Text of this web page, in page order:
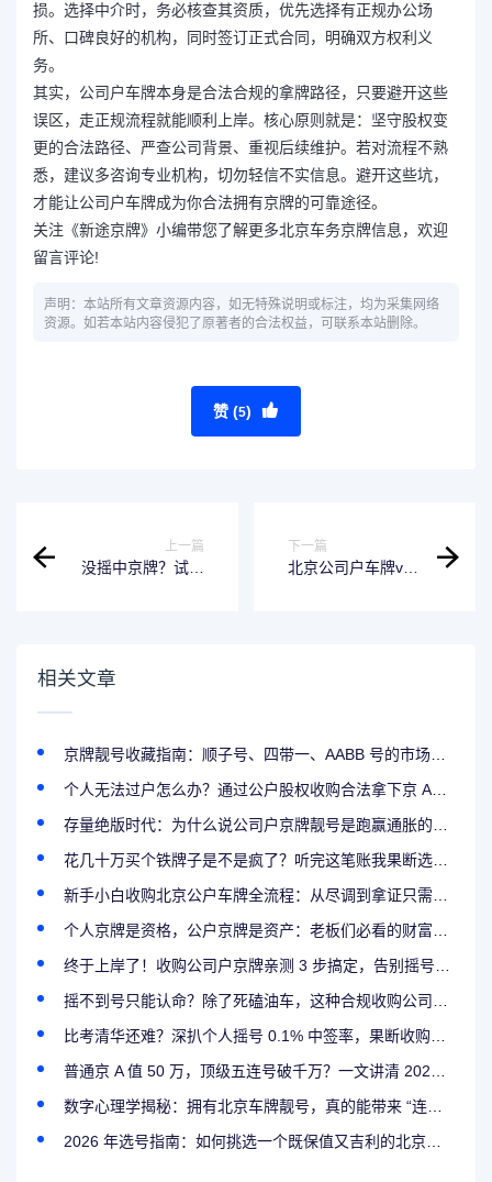
损。选择中介时，务必核查其资质，优先选择有正规办公场
所、口碑良好的机构，同时签订正式合同，明确双方权利义
务。​
其实，公司户车牌本身是合法合规的拿牌路径，只要避开这些
误区，走正规流程就能顺利上岸。核心原则就是：坚守股权变
更的合法路径、严查公司背景、重视后续维护。若对流程不熟
悉，建议多咨询专业机构，切勿轻信不实信息。避开这些坑，
才能让公司户车牌成为你合法拥有京牌的可靠途径。
关注《新途京牌》小编带您了解更多北京车务京牌信息，欢迎
留言评论!
声明：本站所有文章资源内容，如无特殊说明或标注，均为采集网络
资源。如若本站内容侵犯了原著者的合法权益，可联系本站删除。
赞 (5)
上一篇
没摇中京牌？试试
下一篇
北京公司户车牌vs
相关文章
京牌靓号收藏指南：顺子号、四带一、AABB 号的市场行情与寓意
个人无法过户怎么办？通过公户股权收购合法拿下京 A8 靓号全攻略
存量绝版时代：为什么说公司户京牌靓号是跑赢通胀的稀缺资源
花几十万买个铁牌子是不是疯了？听完这笔账我果断选择了公户收购
新手小白收购北京公户车牌全流程：从尽调到拿证只需这几步
个人京牌是资格，公户京牌是资产：老板们必看的财富传承逻辑
终于上岸了！收购公司户京牌亲测 3 步搞定，告别摇号焦虑直接提车
摇不到号只能认命？除了死磕油车，这种合规收购公司户京牌的捷径你必须知道
比考清华还难？深扒个人摇号 0.1% 中签率，果断收购公司户京牌真香定律
普通京 A 值 50 万，顶级五连号破千万？一文讲清 2026 年北京车牌的价值金字塔
数字心理学揭秘：拥有北京车牌靓号，真的能带来 “连连好运” 的心理暗示吗？
2026 年选号指南：如何挑选一个既保值又吉利的北京车牌靓号